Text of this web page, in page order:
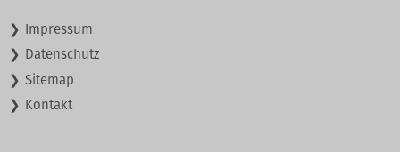
Navigation
überspringen
Impressum
Datenschutz
Sitemap
Kontakt